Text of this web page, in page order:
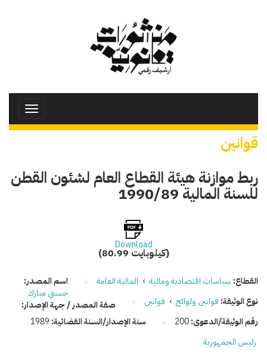
Toggle
قوانين
ربط موازنة هيئة القطاع العام لشئون القطن
للسنة المالية 1990/89
Download
(80.99 كيلوبايت)
القطاع: سياسات اقتصادية ومالية › المالية العامة
نوع الوثيقة: قوانين ولوائح › قوانين
رقم الوثيقة/الدعوى:200 سنة الإصدار/السنة القضائية: 1989
اسم المصدر:
حسني مبارك
صفة المصدر / جهة الإصدار:
رئيس الجمهورية